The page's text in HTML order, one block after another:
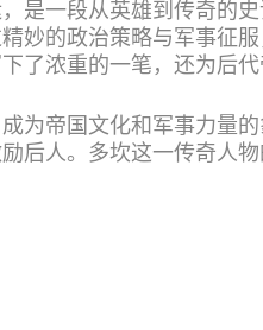
是一段从英雄到传奇的
妙的政治策略与军事征
了浓重的一笔，还为后
为帝国文化和军事力量
后人。多坎这一传奇人